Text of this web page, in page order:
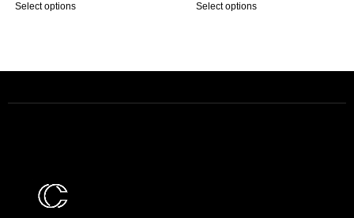
Select options Select options